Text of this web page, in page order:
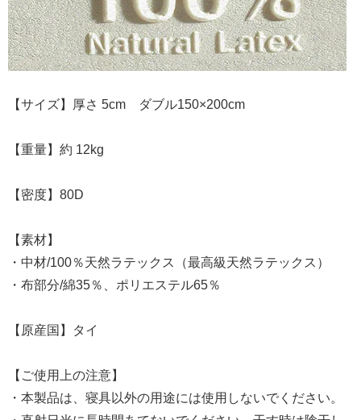
【サイズ】厚さ 5cm ダブル150×200cm
【重量】約 12kg
【密度】80D
【素材】
・中材/100％天然ラテックス（最高級天然ラテックス）
・布部分/綿35％、ポリエステル65％
【原産国】タイ
【ご使用上の注意】
・本製品は、寝具以外の用途には使用しないでください。